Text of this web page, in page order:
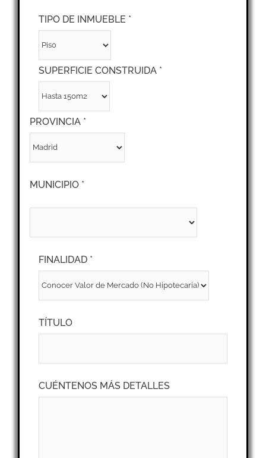
TIPO DE INMUEBLE *
SUPERFICIE CONSTRUIDA *
PROVINCIA *
MUNICIPIO *
FINALIDAD *
TÍTULO
CUÉNTENOS MÁS DETALLES